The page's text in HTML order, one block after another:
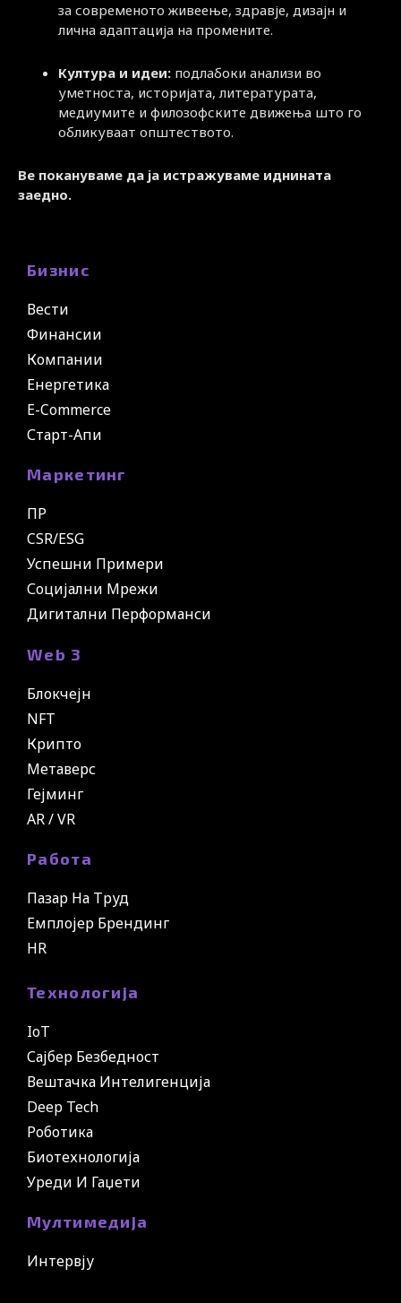
за современото живеење, здравје, дизајн и
лична адаптација на промените.
Култура и идеи: подлабоки анализи во
уметноста, историјата, литературата,
медиумите и филозофските движења што го
обликуваат општеството.
Ве покануваме да ја истражуваме иднината
заедно.
Бизнис
Вести
Финансии
Компании
Енергетика
E-Commerce
Старт-Апи
Маркетинг
ПР
CSR/ESG
Успешни Примери
Социјални Мрежи
Дигитални Перформанси
Web 3
Блокчејн
NFT
Крипто
Метаверс
Гејминг
AR / VR
Работа
Пазар На Труд
Емплојер Брендинг
HR
Технологија
IoT
Сајбер Безбедност
Вештачка Интелигенција
Deep Tech
Роботика
Биотехнологија
Уреди И Гаџети
Мултимедија
Интервју